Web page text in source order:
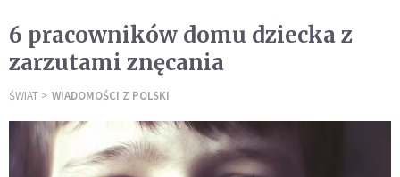
6 pracowników domu dziecka z
zarzutami znęcania
ŚWIAT WIADOMOŚCI Z POLSKI